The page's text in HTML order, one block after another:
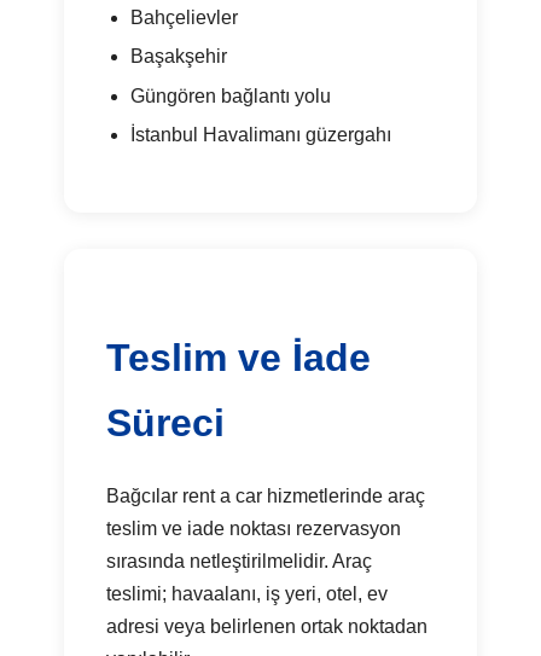
Bahçelievler
Başakşehir
Güngören bağlantı yolu
İstanbul Havalimanı güzergahı
Teslim ve İade
Süreci
Bağcılar rent a car hizmetlerinde araç
teslim ve iade noktası rezervasyon
sırasında netleştirilmelidir. Araç
teslimi; havaalanı, iş yeri, otel, ev
adresi veya belirlenen ortak noktadan